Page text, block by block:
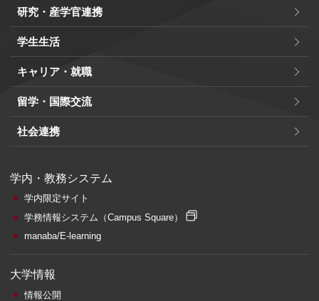
研究・産学官連携
学生生活
キャリア・就職
留学・国際交流
社会連携
学内・教務システム
学内限定サイト
学務情報システム （Campus Square）
manaba/E-learning
大学情報
情報公開